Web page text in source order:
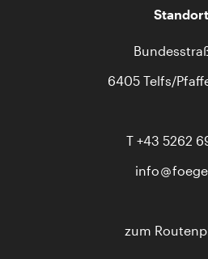
Standort
6405 Telfs/
T +43 5262
info
zum